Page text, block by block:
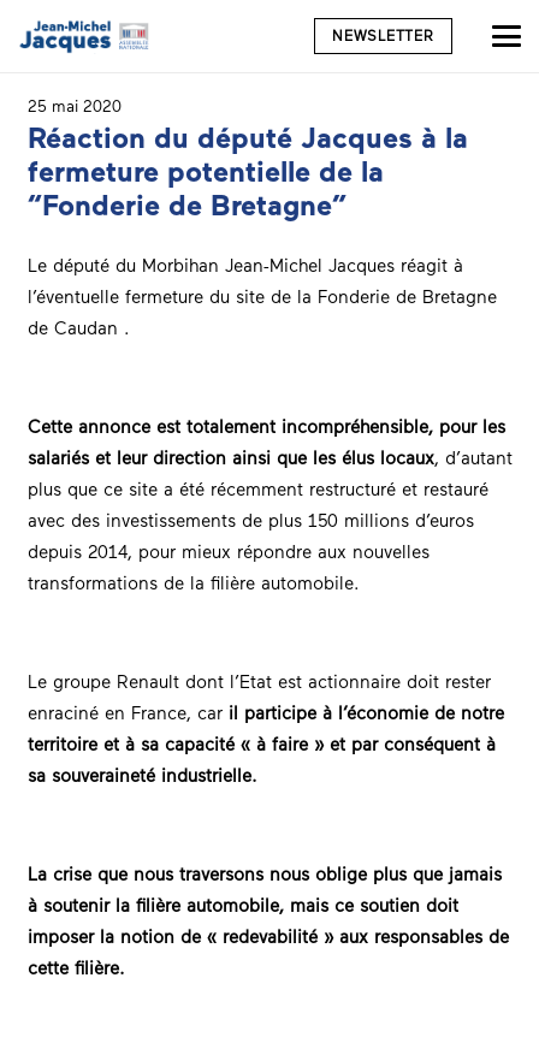
NEWSLETTER
25 mai 2020
Réaction du député Jacques à la
fermeture potentielle de la
“Fonderie de Bretagne”
Le député du Morbihan Jean-Michel Jacques réagit à
l’éventuelle fermeture du site de la Fonderie de Bretagne
de Caudan .
Cette annonce est totalement incompréhensible, pour les
salariés et leur direction ainsi que les élus locaux, d’autant
plus que ce site a été récemment restructuré et restauré
avec des investissements de plus 150 millions d’euros
depuis 2014, pour mieux répondre aux nouvelles
transformations de la filière automobile.
Le groupe Renault dont l’Etat est actionnaire doit rester
enraciné en France, car il participe à l’économie de notre
territoire et à sa capacité « à faire » et par conséquent à
sa souveraineté industrielle.
La crise que nous traversons nous oblige plus que jamais
à soutenir la filière automobile, mais ce soutien doit
imposer la notion de « redevabilité » aux responsables de
cette filière.